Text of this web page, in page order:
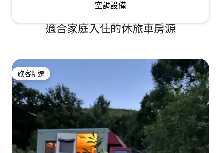
空調設備
適合家庭入住的休旅車房源
旅客精選
旅客精選